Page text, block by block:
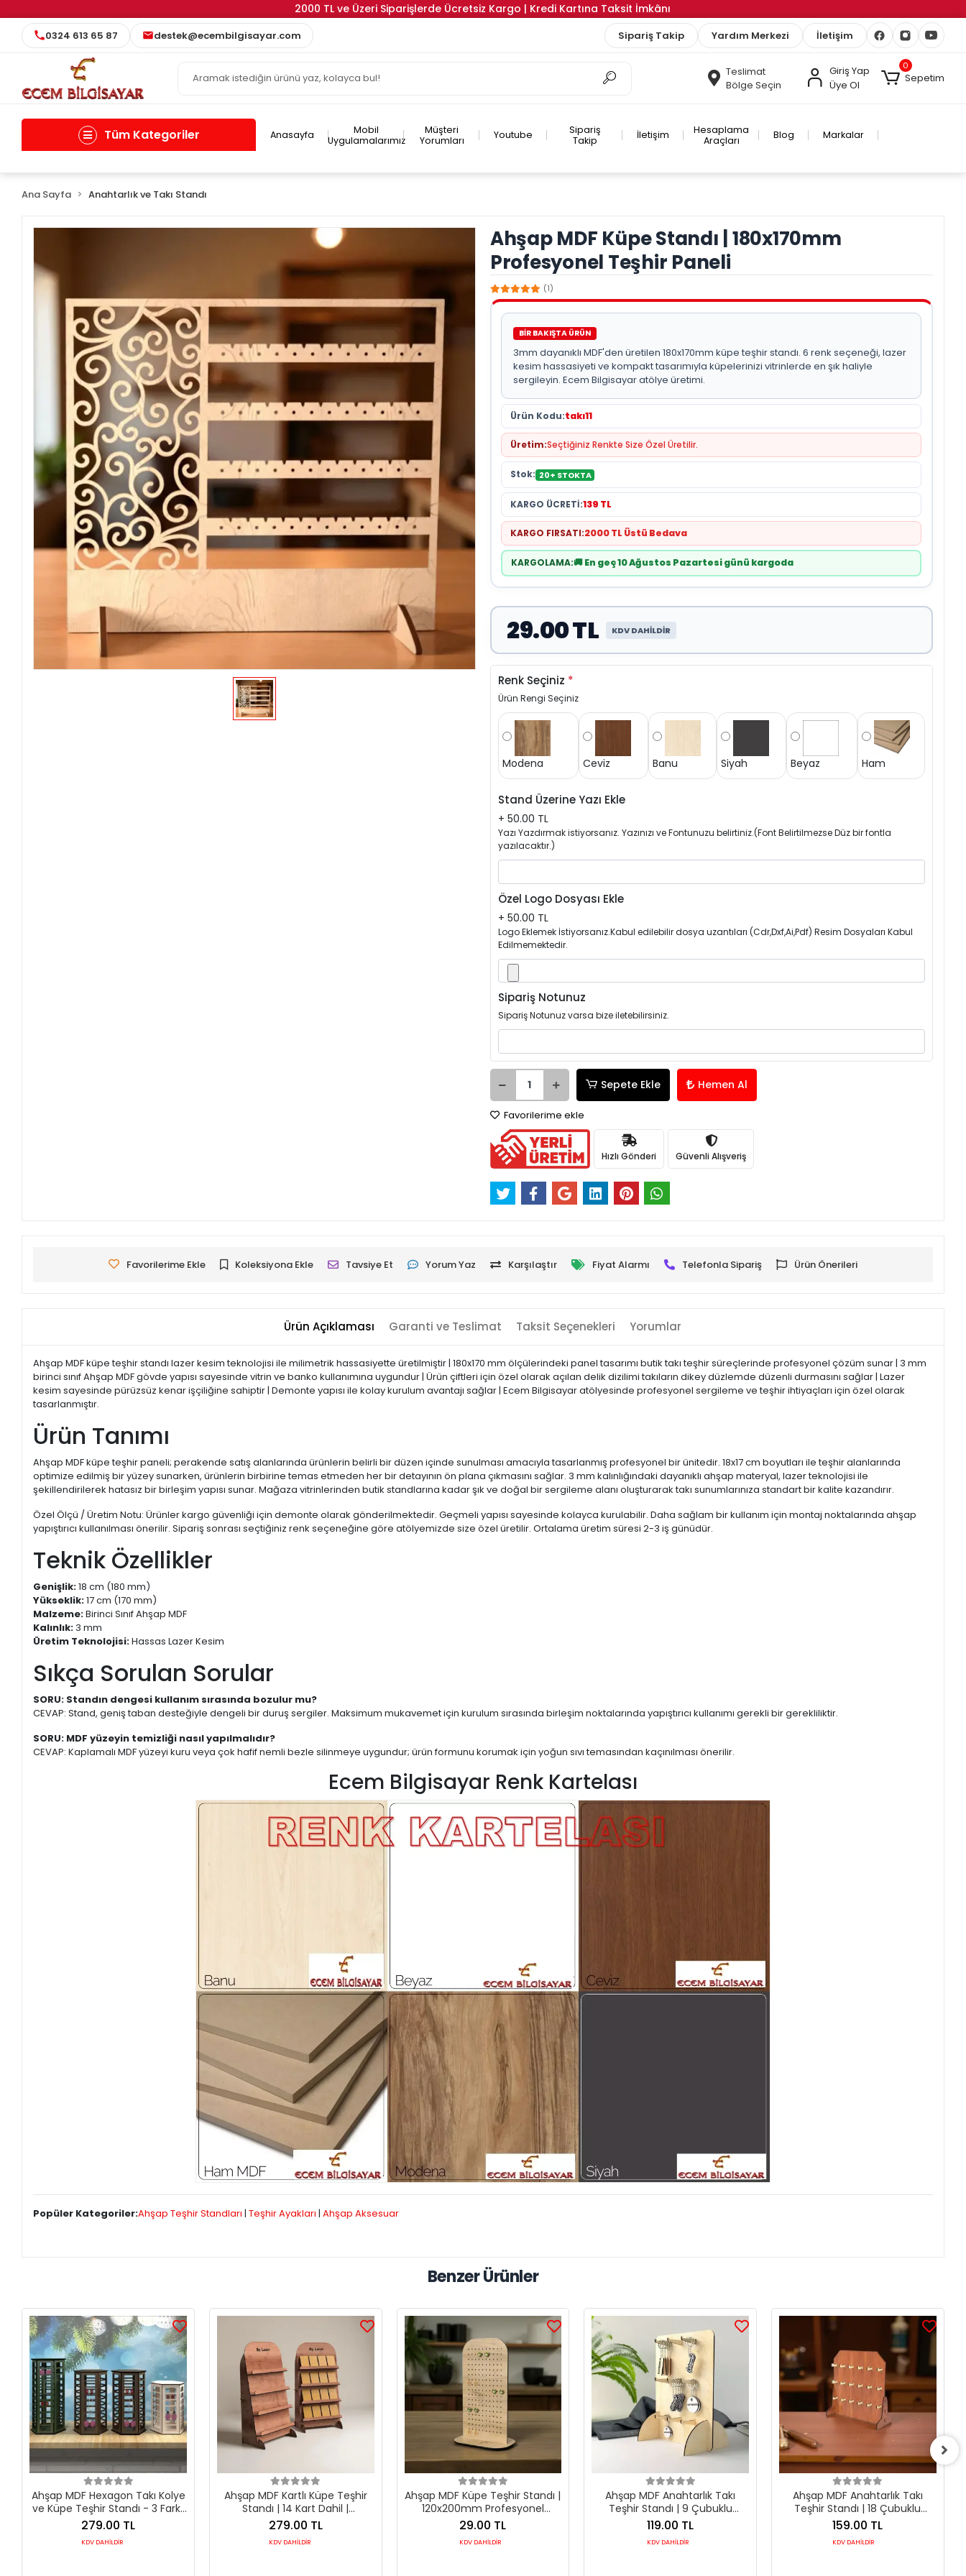
2000 TL ve Üzeri Siparişlerde Ücretsiz Kargo | Kredi Kartına Taksit İmkânı
0324 613 65 87 destek@ecembilgisayar.com Sipariş Takip Yardım Merkezi İletişim
Teslimat
Bölge Seçin
Giriş Yap
Üye Ol
0
Sepetim
Tüm Kategoriler Anasayfa
Mobil
Uygulamalarımız
Müşteri
Yorumları
Youtube
Sipariş
Takip
İletişim
Hesaplama
Araçları
Blog Markalar
Ana Sayfa Anahtarlık ve Takı Standı
Ahşap MDF Küpe Standı | 180x170mm
Profesyonel Teşhir Paneli
(1)
BİR BAKIŞTA ÜRÜN
3mm dayanıklı MDF'den üretilen 180x170mm küpe teşhir standı. 6 renk seçeneği, lazer
kesim hassasiyeti ve kompakt tasarımıyla küpelerinizi vitrinlerde en şık haliyle
sergileyin. Ecem Bilgisayar atölye üretimi.
Ürün Kodu:takı11
Üretim:Seçtiğiniz Renkte Size Özel Üretilir.
Stok: 20+ STOKTA
KARGO ÜCRETİ:139 TL
KARGO FIRSATI:2000 TL Üstü Bedava
KARGOLAMA:🚚 En geç 10 Ağustos Pazartesi günü kargoda
29.00 TL KDV DAHİLDİR
Renk Seçiniz *
Ürün Rengi Seçiniz
Modena Ceviz Banu Siyah Beyaz Ham
Stand Üzerine Yazı Ekle
+ 50.00 TL
Yazı Yazdırmak istiyorsanız. Yazınızı ve Fontunuzu belirtiniz.(Font Belirtilmezse Düz bir fontla
yazılacaktır.)
Özel Logo Dosyası Ekle
+ 50.00 TL
Logo Eklemek İstiyorsanız.Kabul edilebilir dosya uzantıları (Cdr,Dxf,Ai,Pdf) Resim Dosyaları Kabul
Edilmemektedir.
Sipariş Notunuz
Sipariş Notunuz varsa bize iletebilirsiniz.
Sepete Ekle Hemen Al
Favorilerime ekle
Hızlı Gönderi Güvenli Alışveriş
Favorilerime Ekle Koleksiyona Ekle Tavsiye Et Yorum Yaz Karşılaştır Fiyat Alarmı Telefonla Sipariş Ürün Önerileri
Ürün Açıklaması Garanti ve Teslimat Taksit Seçenekleri Yorumlar
Ahşap MDF küpe teşhir standı lazer kesim teknolojisi ile milimetrik hassasiyette üretilmiştir | 180x170 mm ölçülerindeki panel tasarımı butik takı teşhir süreçlerinde profesyonel çözüm sunar | 3 mm
birinci sınıf Ahşap MDF gövde yapısı sayesinde vitrin ve banko kullanımına uygundur | Ürün çiftleri için özel olarak açılan delik dizilimi takıların dikey düzlemde düzenli durmasını sağlar | Lazer
kesim sayesinde pürüzsüz kenar işçiliğine sahiptir | Demonte yapısı ile kolay kurulum avantajı sağlar | Ecem Bilgisayar atölyesinde profesyonel sergileme ve teşhir ihtiyaçları için özel olarak
tasarlanmıştır.
Ürün Tanımı
Ahşap MDF küpe teşhir paneli; perakende satış alanlarında ürünlerin belirli bir düzen içinde sunulması amacıyla tasarlanmış profesyonel bir ünitedir. 18x17 cm boyutları ile teşhir alanlarında
optimize edilmiş bir yüzey sunarken, ürünlerin birbirine temas etmeden her bir detayının ön plana çıkmasını sağlar. 3 mm kalınlığındaki dayanıklı ahşap materyal, lazer teknolojisi ile
şekillendirilerek hatasız bir birleşim yapısı sunar. Mağaza vitrinlerinden butik standlarına kadar şık ve doğal bir sergileme alanı oluşturarak takı sunumlarınıza standart bir kalite kazandırır.
Özel Ölçü / Üretim Notu: Ürünler kargo güvenliği için demonte olarak gönderilmektedir. Geçmeli yapısı sayesinde kolayca kurulabilir. Daha sağlam bir kullanım için montaj noktalarında ahşap
yapıştırıcı kullanılması önerilir. Sipariş sonrası seçtiğiniz renk seçeneğine göre atölyemizde size özel üretilir. Ortalama üretim süresi 2-3 iş günüdür.
Teknik Özellikler
Genişlik:18 cm (180 mm)
Yükseklik:17 cm (170 mm)
Malzeme:Birinci Sınıf Ahşap MDF
Kalınlık:3 mm
Üretim Teknolojisi:Hassas Lazer Kesim
Sıkça Sorulan Sorular
SORU: Standın dengesi kullanım sırasında bozulur mu?
CEVAP: Stand, geniş taban desteğiyle dengeli bir duruş sergiler. Maksimum mukavemet için kurulum sırasında birleşim noktalarında yapıştırıcı kullanımı gerekli bir gerekliliktir.
SORU: MDF yüzeyin temizliği nasıl yapılmalıdır?
CEVAP: Kaplamalı MDF yüzeyi kuru veya çok hafif nemli bezle silinmeye uygundur; ürün formunu korumak için yoğun sıvı temasından kaçınılması önerilir.
Ecem Bilgisayar Renk Kartelası
Popüler Kategoriler:Ahşap Teşhir Standları |Teşhir Ayakları |Ahşap Aksesuar
Benzer Ürünler
Ahşap MDF Hexagon Takı Kolye
ve Küpe Teşhir Standı - 3 Farklı
Boy Seçeneği
279.00 TL
KDV DAHİLDİR
Ahşap MDF Kartlı Küpe Teşhir
Standı | 14 Kart Dahil |
250x480mm Profesyonel Ünite
279.00 TL
KDV DAHİLDİR
Ahşap MDF Küpe Teşhir Standı |
120x200mm Profesyonel
Sergileme Paneli
29.00 TL
KDV DAHİLDİR
Ahşap MDF Anahtarlık Takı
Teşhir Standı | 9 Çubuklu
30x20cm Sunum Ünitesi
119.00 TL
KDV DAHİLDİR
Ahşap MDF Anahtarlık Takı
Teşhir Standı | 18 Çubuklu
Küçük Boy Ünite
159.00 TL
KDV DAHİLDİR